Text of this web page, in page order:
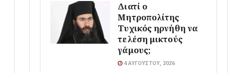
Διατί ο
Μητροπολίτης
Τυχικός ηρνήθη να
τελέση μικτούς
γάμους;
4 ΑΥΓΟΎΣΤΟΥ, 2026